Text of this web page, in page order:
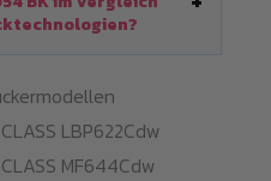
LBP622Cdw
MF644Cdw